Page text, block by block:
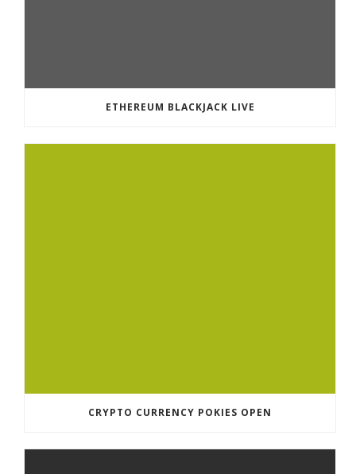
ETHEREUM BLACKJACK LIVE
CRYPTO CURRENCY POKIES OPEN